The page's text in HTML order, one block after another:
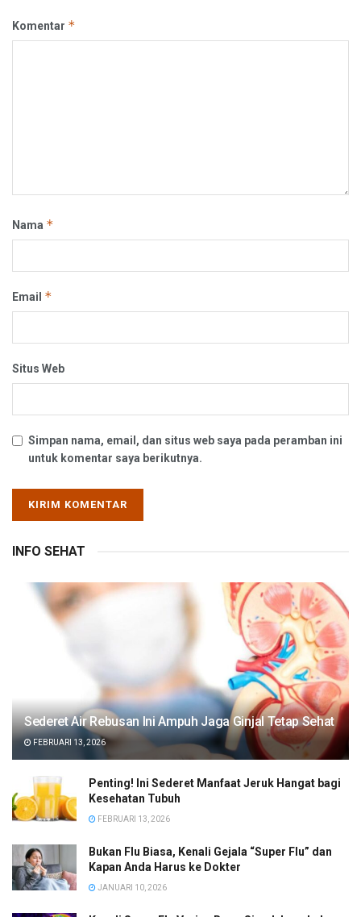
Komentar *
Nama *
Email *
Situs Web
Simpan nama, email, dan situs web saya pada peramban ini
untuk komentar saya berikutnya.
INFO SEHAT
Sederet Air Rebusan Ini Ampuh Jaga Ginjal Tetap Sehat
FEBRUARI 13, 2026
Penting! Ini Sederet Manfaat Jeruk Hangat bagi
Kesehatan Tubuh
FEBRUARI 13, 2026
Bukan Flu Biasa, Kenali Gejala “Super Flu” dan
Kapan Anda Harus ke Dokter
JANUARI 10, 2026